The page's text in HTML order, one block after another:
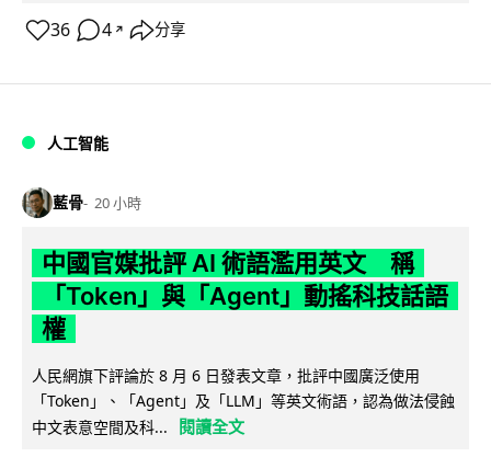
36 4 ↗ 分享
人工智能
藍骨 20 小時
中國官媒批評 AI 術語濫用英文 稱
「Token」與「Agent」動搖科技話語
權
人民網旗下評論於 8 月 6 日發表文章，批評中國廣泛使用
「Token」、「Agent」及「LLM」等英文術語，認為做法侵蝕
中文表意空間及科...
閱讀全文